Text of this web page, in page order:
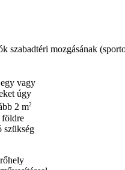
mozgásának
vagy
úgy
2 m2
földre
szükség